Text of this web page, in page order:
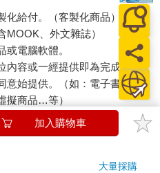
給付。（客製化商品）
MOOK、外文雜誌）
電腦軟體。
內容或一經提供即為完成之線
意始提供。（如：電子書、電
擬商品…等）
（如：內衣褲、刮鬍刀、除毛
貨7天的猶豫期（含例假
加入購物車
大量採購